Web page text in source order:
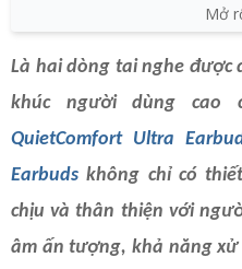
Mở
Là hai dòng tai nghe được
khúc người dùng cao
QuietComfort Ultra
Earbuds không chỉ có
chịu và thân thiện với
âm ấn tượng, khả năng